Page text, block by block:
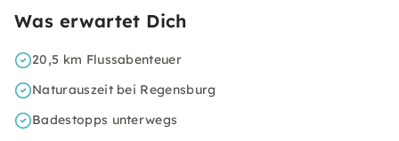
Was erwartet Dich
20,5 km Flussabenteuer
Naturauszeit bei Regensburg
Badestopps unterwegs